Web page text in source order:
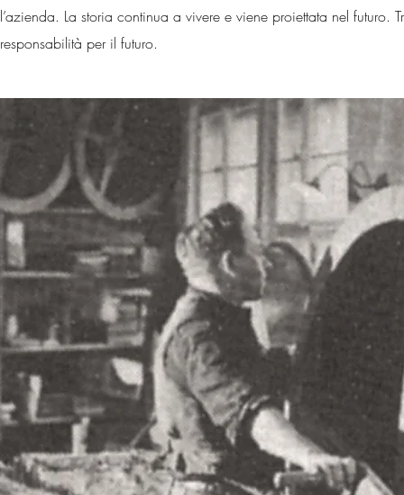
l’azienda. La storia continua a vivere e viene proiettata nel
responsabilità per il futuro.